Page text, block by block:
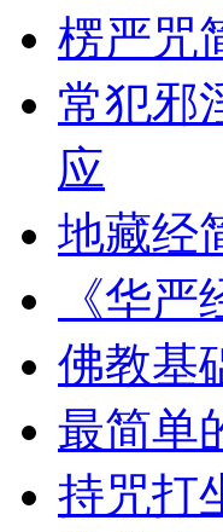
楞严咒
常犯邪
应
地藏经
《华
佛教基
最简单
持咒打